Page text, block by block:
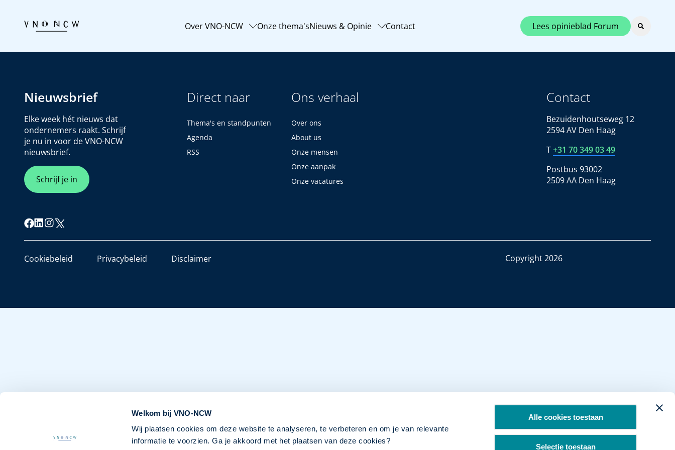
Welkom bij VNO-NCW
Wij plaatsen cookies om deze website te analyseren, te verbeteren en om je van relevante
informatie te voorzien. Ga je akkoord met het plaatsen van deze cookies?
Alle cookies toestaan
Selectie toestaan
Over VNO-NCW Onze thema'sNieuws & Opinie Contact Lees opinieblad Forum
Nieuwsbrief
Elke week hét nieuws dat
ondernemers raakt. Schrijf
je nu in voor de VNO-NCW
nieuwsbrief.
Schrijf je in
Direct naar
Thema's en standpunten
Agenda
RSS
Ons verhaal
Over ons
About us
Onze mensen
Onze aanpak
Onze vacatures
Contact
Bezuidenhoutseweg 12
2594 AV Den Haag
T+31 70 349 03 49
Postbus 93002
2509 AA Den Haag
Cookiebeleid Privacybeleid Disclaimer Copyright 2026